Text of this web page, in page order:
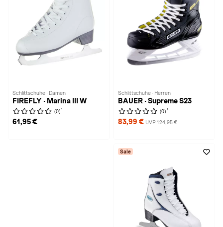
Schlittschuhe · Damen
FIREFLY · Marina III W
(0) 1
61,95 €
Schlittschuhe · Herren
BAUER · Supreme S23
(0) 1
83,99 € UVP 124,95 €
Sale